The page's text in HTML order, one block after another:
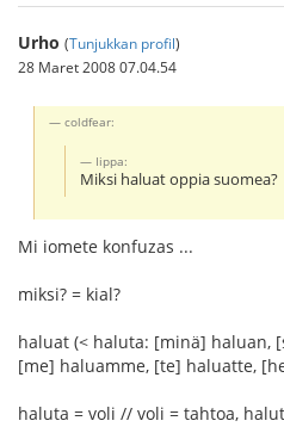
Urho (Tunjukkan profil)
28 Maret 2008 07.04.54
coldfear:
Iippa:
Miksi haluat oppia suomea?
Mi iomete konfuzas ...
miksi? = kial?
haluat (< haluta: [minä] haluan,
[me] haluamme, [te] haluatte,
haluta = voli // voli = tahtoa,